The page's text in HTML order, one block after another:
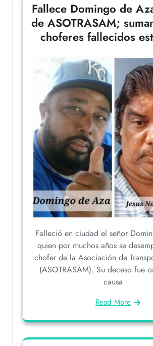
Fallece Domingo de
de ASOTRASAM;
choferes fallecidos
Falleció en ciudad el señor
quien por muchos años se
chofer de la Asociación de
(ASOTRASAM). Su deceso fue
causa
Read More